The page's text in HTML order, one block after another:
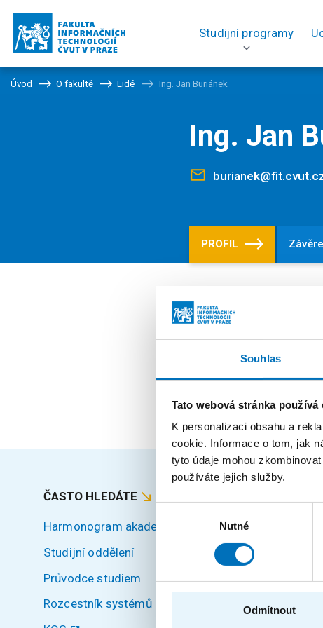
Souhlas
Tato webová stránka používá
K personalizaci obsahu a
cookie. Informace o tom, jak
tyto údaje mohou
používáte jejich služby.
souhlasu
Nutné
Odmítnout
Studijní programy
Úvod O fakultě Lidé Ing. Jan Buriánek
Ing. Jan
PROFIL
Pozice
zaměstnanec
externí učitel
ČASTO HLEDÁTE
Harmonogram akademického roku
Studijní oddělení
Průvodce studiem
Rozcestník systémů
Studium
Věda a